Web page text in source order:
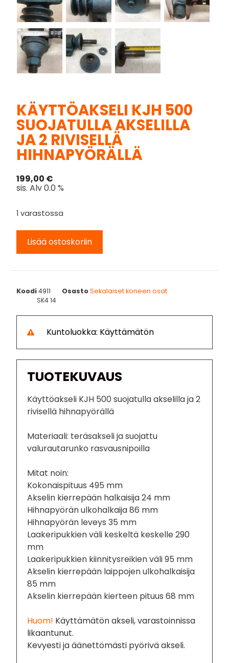
KÄYTTÖAKSELI KJH 500
SUOJATULLA AKSELILLA
JA 2 RIVISELLÄ
HIHNAPYÖRÄLLÄ
199,00 €
sis. Alv 0.0 %
1 varastossa
Lisää ostoskoriin
Koodi4911 OsastoSekalaiset koneen osat
SK4 14
Kuntoluokka: Käyttämätön
TUOTEKUVAUS
Käyttöakseli KJH 500 suojatulla akselilla ja 2
rivisellä hihnapyörällä
Materiaali: teräsakseli ja suojattu
valurautarunko rasvausnipoilla
Mitat noin:
Kokonaispituus 495 mm
Akselin kierrepään halkaisija 24 mm
Hihnapyörän ulkohalkaija 86 mm
Hihnapyörän leveys 35 mm
Laakeripukkien väli keskeltä keskelle 290
mm
Laakeripukkien kiinnitysreikien väli 95 mm
Akselin kierrepään laippojen ulkohalkaisija
85 mm
Akselin kierrepään kierteen pituus 68 mm
Huom! Käyttämätön akseli, varastoinnissa
likaantunut.
Kevyesti ja äänettömästi pyörivä akseli.